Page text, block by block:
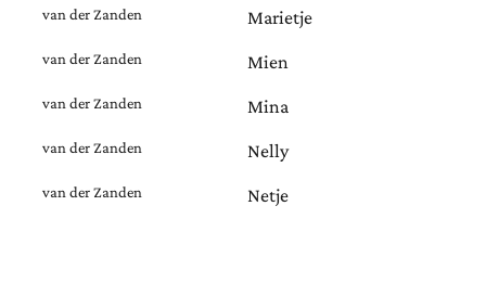
van der Zanden Marietje
van der Zanden Mien
van der Zanden Mina
van der Zanden Nelly
van der Zanden Netje